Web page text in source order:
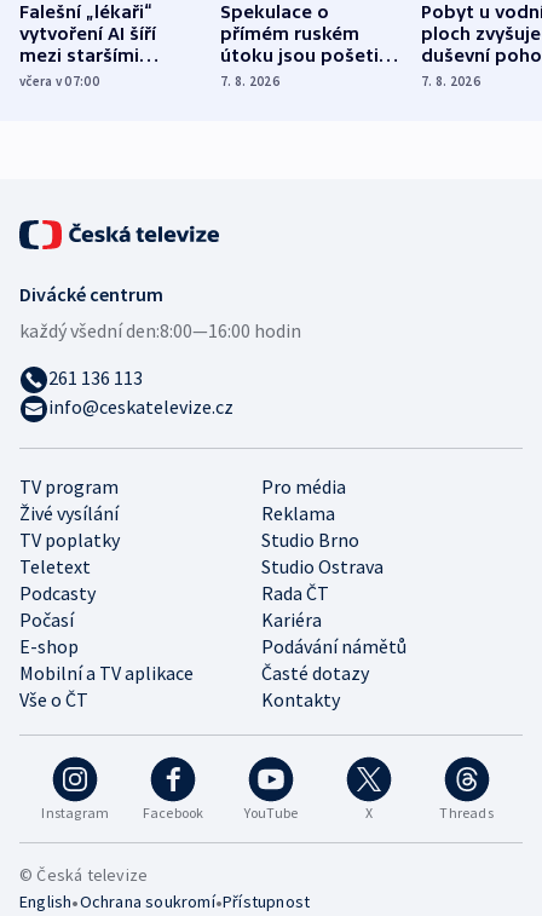
Falešní „lékaři“
vytvoření AI šíří
mezi staršími
Poláky nebezpečné
včera v 07:00
Spekulace o
přímém ruském
útoku jsou pošetilé,
míní estonský
7. 8. 2026
Pobyt u
ploch zvyšuje
duševní
ukázala
7. 8. 2026
Instagram Facebook YouTube X Threads
TV program
Pro média
Živé vysílání
Reklama
TV poplatky
Studio Brno
Teletext
Studio Ostrava
Podcasty
Rada ČT
Počasí
Kariéra
E-shop
Podávání námětů
Mobilní a TV aplikace
Časté dotazy
Vše o ČT
Kontakty
Divácké centrum
každý všední den:8:00—16:00 hodin
261 136 113
info@ceskatelevize.cz
© Česká televize
English•Ochrana soukromí•Přístupnost